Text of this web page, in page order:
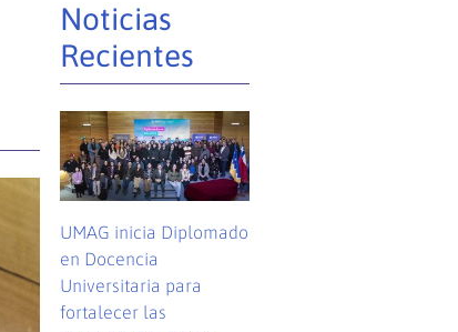
Noticias
Recientes
UMAG inicia Diplomado
en Docencia
Universitaria para
fortalecer las